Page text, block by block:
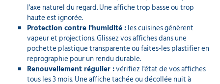
l'axe naturel du regard. Une affiche trop basse ou trop
haute est ignorée.
Protection contre l'humidité :les cuisines génèrent
vapeur et projections. Glissez vos affiches dans une
pochette plastique transparente ou faites-les plastifier en
reprographie pour un rendu durable.
Renouvellement régulier :vérifiez l'état de vos affiches
tous les 3 mois. Une affiche tachée ou décollée nuit à